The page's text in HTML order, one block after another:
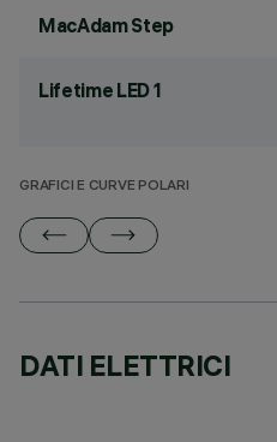
MacAdam Step
Lifetime LED 1
GRAFICI E CURVE POLARI
DATI ELETTRICI